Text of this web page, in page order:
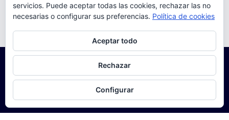
torrent al dia Ago 7, 2026
servicios. Puede aceptar todas las cookies, rechazar las no
necesarias o configurar sus preferencias. Política de cookies
Aceptar todo
Rechazar
Configurar
Para obtener más información, incluido cómo gestionar las cookies,